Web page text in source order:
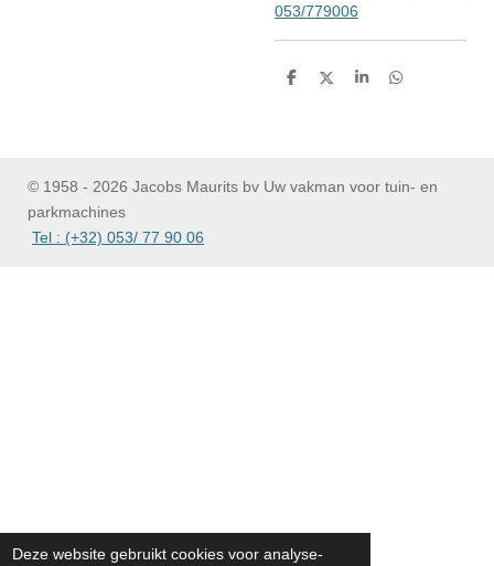
Deze website gebruikt cookies voor analyse-
053/779006
D
D
S
D
© 1958 - 2026 Jacobs Maurits bv Uw vakman voor tuin- en
parkmachines
Tel : (+32) 053/ 77 90 06